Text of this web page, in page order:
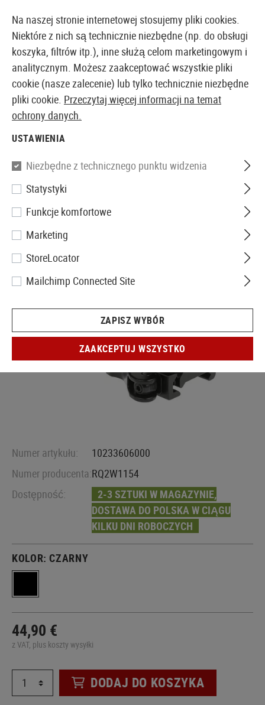
EUROPEJSKI AIRSOFT SKLEP I HURTOWNIA
Strona główna
QD 25.4mm CNC Mount Rings
Medium
Numer artykułu:
10233606000
Numer producenta:RQ2W1154
Dostępność:
2-3 SZTUKI W MAGAZYNIE,
DOSTAWA DO POLSKA W CIĄGU
KILKU DNI ROBOCZYCH
KOLOR: CZARNY
44,90 €
z VAT, plus koszty wysyłki
DODAJ DO KOSZYKA
Na naszej stronie internetowej stosujemy pliki cookies.
Niektóre z nich są technicznie niezbędne (np. do obsługi
koszyka, filtrów itp.), inne służą celom marketingowym i
analitycznym. Możesz zaakceptować wszystkie pliki
cookie (nasze zalecenie) lub tylko technicznie niezbędne
pliki cookie. Przeczytaj więcej informacji na temat
ochrony danych.
USTAWIENIA
Niezbędne z technicznego punktu widzenia
Statystyki
Funkcje komfortowe
Marketing
StoreLocator
Mailchimp Connected Site
ZAPISZ WYBÓR
ZAAKCEPTUJ WSZYSTKO